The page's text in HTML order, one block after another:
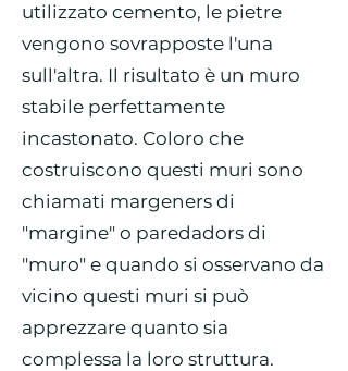
utilizzato cemento, le pietre
vengono sovrapposte l'una
sull'altra. Il risultato è un muro
stabile perfettamente
incastonato. Coloro che
costruiscono questi muri sono
chiamati margeners di
"margine" o paredadors di
"muro" e quando si osservano da
vicino questi muri si può
apprezzare quanto sia
complessa la loro struttura.